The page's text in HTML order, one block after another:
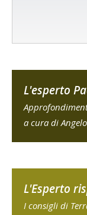
L'esperto
a cura di
L'Esperto
I consigli di